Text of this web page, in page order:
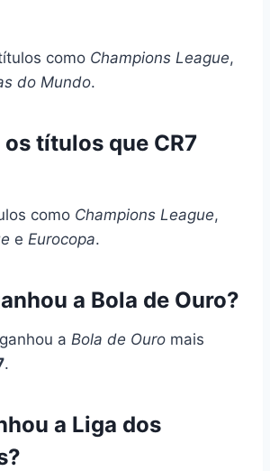
como Champions League,
do Mundo.
os títulos que CR7
como Champions League,
e Eurocopa.
a Bola de Ouro?
a Bola de Ouro mais
.
a Liga dos